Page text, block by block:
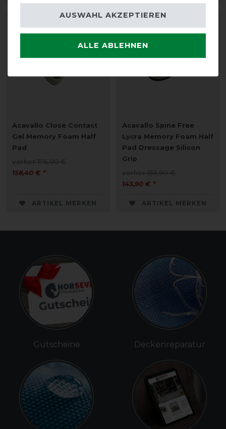
Acavallo Close Contact
Gel Memory Foam Half
Pad
vorher 176,00 €
158,40 € *
ARTIKEL MERKEN
Acavallo Spine Free
Lycra Memory Foam Half
Pad Dressage Silicon
Grip
vorher 159,90 €
143,90 € *
ARTIKEL MERKEN
Gutscheine Deckenreparatur
ALLE ABLEHNEN
AUSWAHL AKZEPTIEREN